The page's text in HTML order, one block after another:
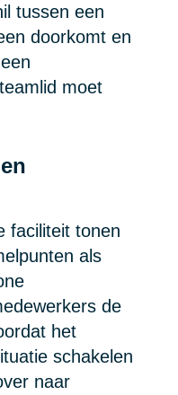
tussen een
doorkomt en
moet
faciliteit tonen
als
de
het
schakelen
naar